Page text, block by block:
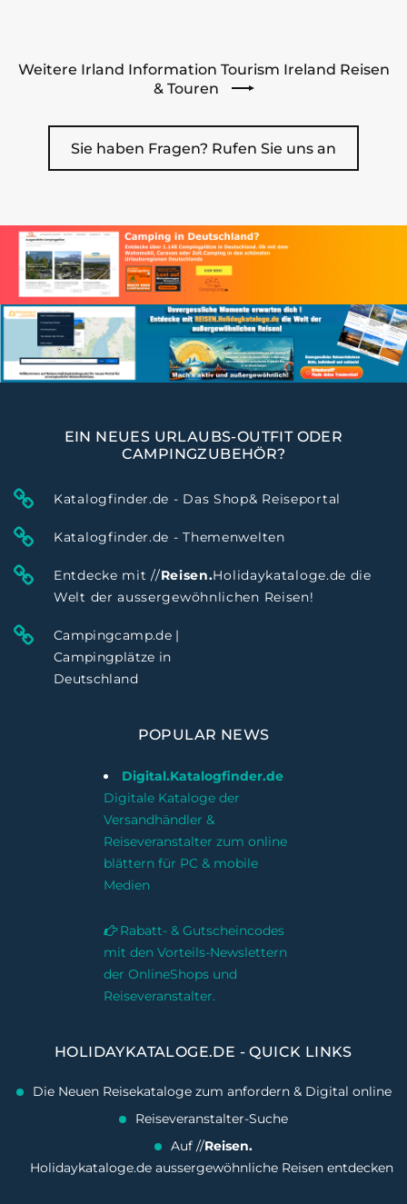
Weitere Irland Information Tourism Ireland Reisen
& Touren
Sie haben Fragen? Rufen Sie uns an
EIN NEUES URLAUBS-OUTFIT ODER
CAMPINGZUBEHÖR?
Katalogfinder.de - Das Shop& Reiseportal
Katalogfinder.de - Themenwelten
Entdecke mit //Reisen.Holidaykataloge.de die
Welt der aussergewöhnlichen Reisen!
Campingcamp.de |
Campingplätze in
Deutschland
POPULAR NEWS
Digital.Katalogfinder.de
Digitale Kataloge der
Versandhändler &
Reiseveranstalter zum online
blättern für PC & mobile
Medien
Rabatt- & Gutscheincodes
mit den Vorteils-Newslettern
der OnlineShops und
Reiseveranstalter.
HOLIDAYKATALOGE.DE - QUICK LINKS
Die Neuen Reisekataloge zum anfordern & Digital online
Reiseveranstalter-Suche
Auf //Reisen.
Holidaykataloge.de aussergewöhnliche Reisen entdecken